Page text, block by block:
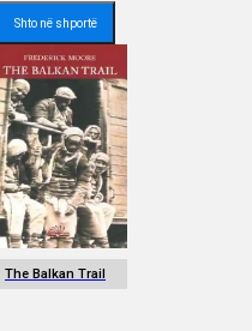
Shto në shportë
The Balkan Trail